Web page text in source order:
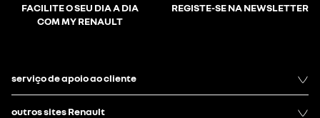
FACILITE O SEU DIA A DIA
COM MY RENAULT
REGISTE-SE NA NEWSLETTER
serviço de apoio ao cliente
outros sites Renault